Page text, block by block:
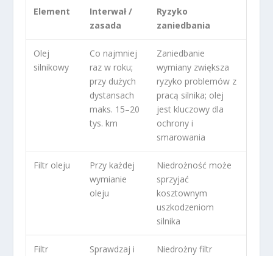
Element
Interwał /
zasada
Ryzyko
zaniedbania
Olej
silnikowy
Co najmniej
raz w roku;
przy dużych
dystansach
maks. 15–20
tys. km
Zaniedbanie
wymiany zwiększa
ryzyko problemów z
pracą silnika; olej
jest kluczowy dla
ochrony i
smarowania
Filtr oleju
Przy każdej
wymianie
oleju
Niedrożność może
sprzyjać
kosztownym
uszkodzeniom
silnika
Filtr
Sprawdzaj i
Niedrożny filtr